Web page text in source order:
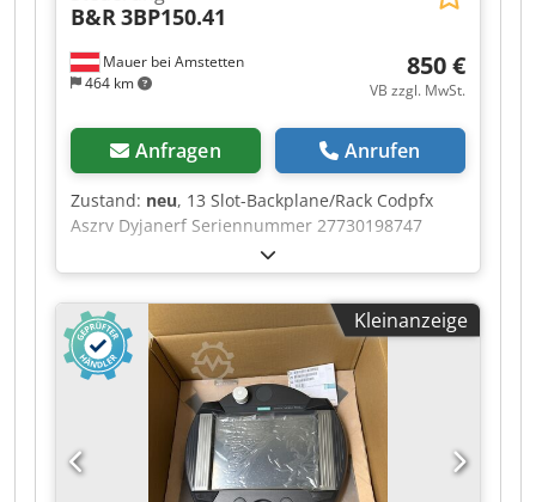
Mauer bei Amstetten
464 km
B&R 3BP150.41
850 €
VB zzgl. MwSt.
Anfragen Anrufen
Zustand: neu, 13 Slot-Backplane/Rack Codpfx
Aszrv Dyjanerf Seriennummer 27730198747
Kleinanzeige